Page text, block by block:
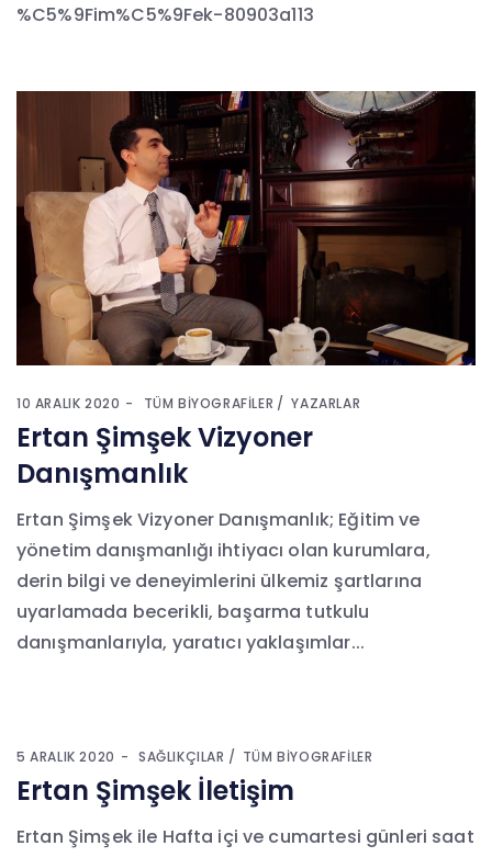
%C5%9Fim%C5%9Fek-80903a113
10 ARALIK 2020 TÜM BIYOGRAFILER YAZARLAR
Ertan Şimşek Vizyoner
Danışmanlık
Ertan Şimşek Vizyoner Danışmanlık; Eğitim ve
yönetim danışmanlığı ihtiyacı olan kurumlara,
derin bilgi ve deneyimlerini ülkemiz şartlarına
uyarlamada becerikli, başarma tutkulu
danışmanlarıyla, yaratıcı yaklaşımlar...
5 ARALIK 2020 SAĞLIKÇILAR TÜM BIYOGRAFILER
Ertan Şimşek İletişim
Ertan Şimşek ile Hafta içi ve cumartesi günleri saat